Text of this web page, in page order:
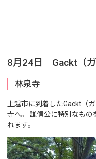
8月24日 Gackt（
林泉寺
上越市に到着したGackt（
寺へ。 謙信公に特別なもの
れます。